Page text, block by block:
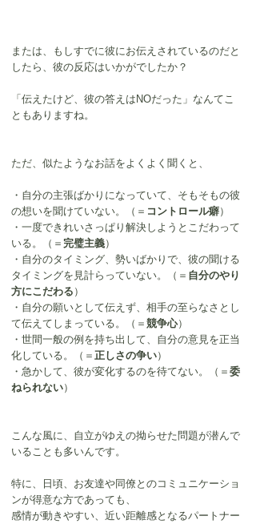
または、もしすでに彼にお伝えされているのだと
したら、彼の反応はいかがでしたか？
「伝えたけど、彼の答えはNOだった」なんてこ
ともありますね。
ただ、似たようなお話をよくよく聞くと、
・自分の主張ばかりになっていて、そもそもの彼
の想いを聞けていない。（＝ コントロール癖）
・一度できれいさっぱり解決しようとこだわって
いる。（＝ 完璧主義）
・自分のタイミング、勢いばかりで、彼の聞ける
タイミングを見計らっていない。（＝ 自分のやり
方にこだわる ）
・自分の願いとして伝えず、相手の至らなさとし
て伝えてしまっている。（＝ 競争心）
・世間一般の例を持ち出して、自分の意見を正当
化している。（＝ 正しさの争い）
・急かして、彼が変化するのを待てない。（＝ 委
ねられない）
こんな風に、自立がゆえの拗らせた問題が潜んで
いることも多いんです。
特に、日頃、お友達や同僚とのコミュニケーショ
ンが得意な方であっても、
感情が動きやすい、近い距離感となるパートナー